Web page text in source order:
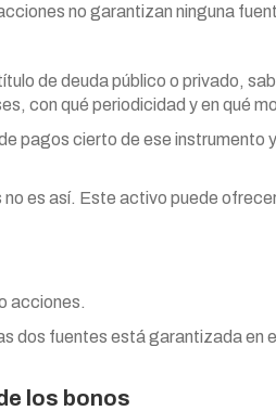
no garantizan ninguna
de deuda público o privado,
con qué periodicidad y en qué
pagos cierto de ese
es así. Este activo puede
acciones.
dos fuentes está garantizada en
los bonos